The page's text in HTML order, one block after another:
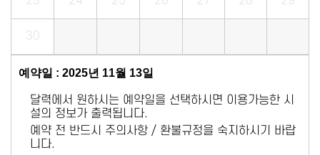
30
예약일 : 2025년 11월 13일
달력에서 원하시는 예약일을 선택하시면 이용가능한 시
설의 정보가 출력됩니다.
예약 전 반드시 주의사항 / 환불규정을 숙지하시기 바랍
니다.